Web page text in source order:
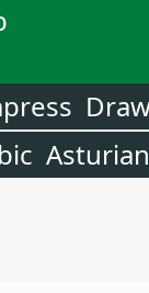
Asturian